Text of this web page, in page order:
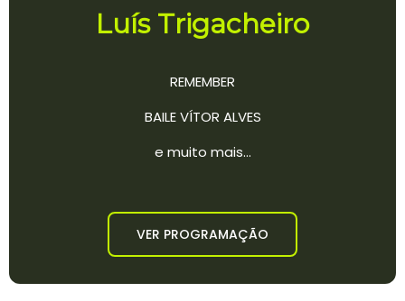
Luís Trigacheiro
REMEMBER
BAILE VÍTOR ALVES
e muito mais...
VER PROGRAMAÇÃO